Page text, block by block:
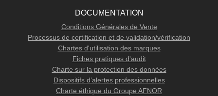
DOCUMENTATION
Conditions Générales de Vente
Processus de certification et de validation/vérification
Chartes d'utilisation des marques
Fiches pratiques d'audit
Charte sur la protection des données
Dispositifs d’alertes professionnelles
Charte éthique du Groupe AFNOR